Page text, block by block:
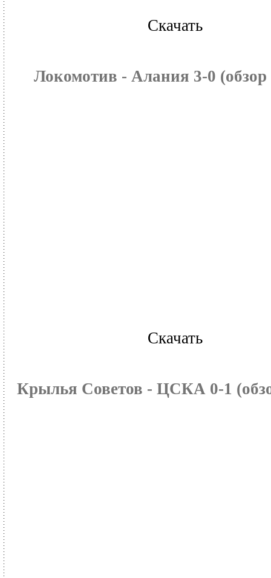
Скачать
Локомотив - Алания 3-0 (обзор
Скачать
Крылья Советов - ЦСКА 0-1